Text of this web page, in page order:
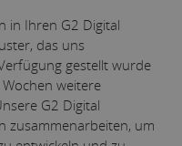
in Ihren G2 Digital
das uns
gestellt wurde
weitere
G2 Digital
zusammenarbeiten, um